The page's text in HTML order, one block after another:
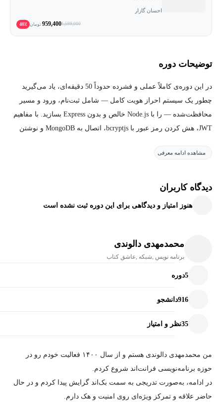
احسان گازار
1,599,000
959,400 تومان 40٪
توضیحات دوره
در این دوره‌ی کاملاً عملی و فشرده حدوداً 50 دقیقه‌ای، یاد می‌گیرید
چطور یک سیستم احراز هویت کامل — شامل ثبت‌نام، ورود و مسیر
محافظت‌شده — را با Node.js خالص و بدون Express بسازید. با مفاهیم
JWT، هش کردن رمز عبور با bcryptjs، اتصال به MongoDB و نوشتن
کارکرد فریم‌ورک‌ها پیدا می‌کنید. این دوره برای توسعه‌دهندگانی طراحی
چه خبر است.
مشاهده ادامه معرفی
دیدگاه کاربران
هنوز امتیاز و دیدگاهی برای این دوره ثبت نشده است
محمدمهدی دالوندی
برنامه نویس ,شبکه ,عاشق کتاب
5دوره
916دانشجو
35نظر و امتیاز
من محمدمهدی دالوندی هستم و از سال ۱۴۰۰ فعالیت خودم رو در
حوزه برنامه‌نویسی فرانت‌اند شروع کردم.
در ادامه، به‌صورت تدریجی به سمت بک‌اند گرایش پیدا کردم و در حال
حاضر علاقه و تمرکز ویژه‌ای روی امنیت و هک دارم.